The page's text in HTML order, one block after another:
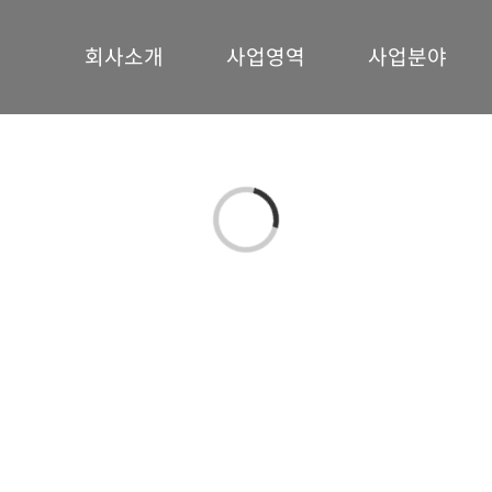
회사소개 사업영역 사업분야
Loading...